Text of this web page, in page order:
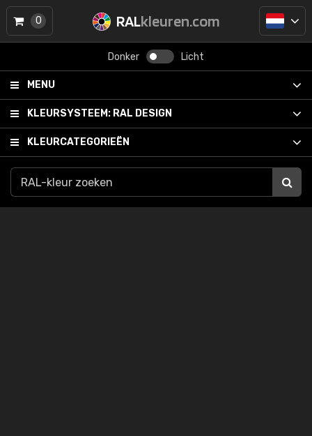
RALkleuren.com
Donker Licht
MENU
KLEURSYSTEEM: RAL DESIGN
KLEURCATEGORIEËN
0